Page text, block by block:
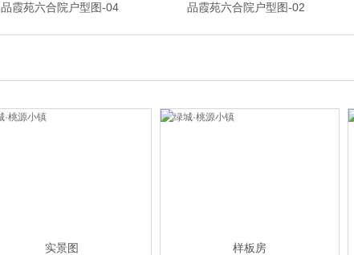
品霞苑六合院户型图-04 品霞苑六合院户型图-02
实景图 样板房